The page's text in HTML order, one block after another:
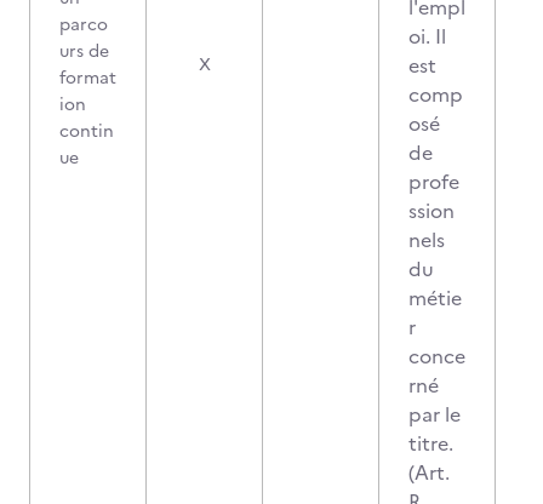
parco
urs de
format
ion
contin
ue
X
l'empl
oi. Il
est
comp
osé
de
profe
ssion
nels
du
métie
r
conce
rné
par le
titre.
(Art.